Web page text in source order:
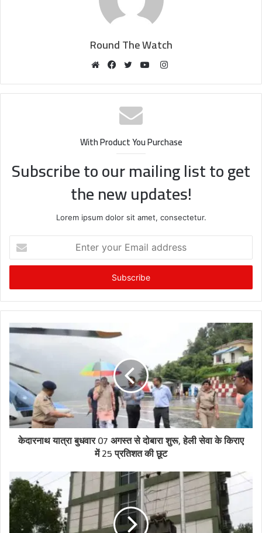
Round The Watch
Instagram
With Product You Purchase
Subscribe to our mailing list to get
the new updates!
Lorem ipsum dolor sit amet, consectetur.
your
Email
केदारनाथ यात्रा बुधवार 07 अगस्त से दोबारा शुरू, हेली सेवा के किराए
में 25 प्रतिशत की छूट